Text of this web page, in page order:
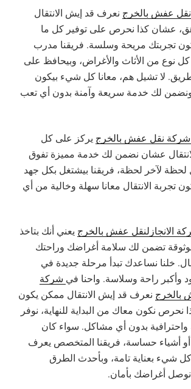
عفش بالخرج نعرف قد إيش الانتقال
عشان كذا نحرص على توفير كل ما
تجربتك مريحة وسلسة. فريقنا مدرب
نوع من الأثاث والأغراض، وبيحافظ على
لا تشيل هم، معانا كل شيء بيكون
لك خدمة سريعة وآمنة بدون أي تعب
شركة نقل عفش بالخرج يركز على كل
عشان نضمن لك خدمة مميزة تفوق
لحظة لآخر لحظة، فريقنا بيشتغل بكل جهد
تجربة الانتقال معانا سهلة وخالية من أي
الانجازلنقل عفش بالخرج يعني أنك بتاخذ
تضمن لك سلامة أغراضك وراحتك
خلنا نساعدك تبدأ مرحلة جديدة في
وأكبر راحة وسلاسة. واحنا في شركة
بالخرج نعرف قد إيش الانتقال ممكن يكون
نكون معاك من البداية للنهاية، نوفر
بدون أي مشاكل. سواء كان
أو أشياء حساسة، فريقنا المتخصص يعرف
شيء بعناية تامة، وبأحدث الطرق
أغراضك بأمان.